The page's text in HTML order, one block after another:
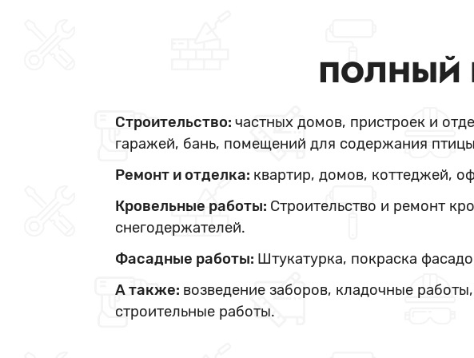
ПОЛНЫЙ
Строительство: частных домов, пристроек и
гаражей, бань, помещений для содержания
Ремонт и отделка: квартир, домов, коттеджей,
Кровельные работы: Строительство и ремонт
снегодержателей.
Фасадные работы: Штукатурка, покраска
А также: возведение заборов, кладочные
строительные работы.